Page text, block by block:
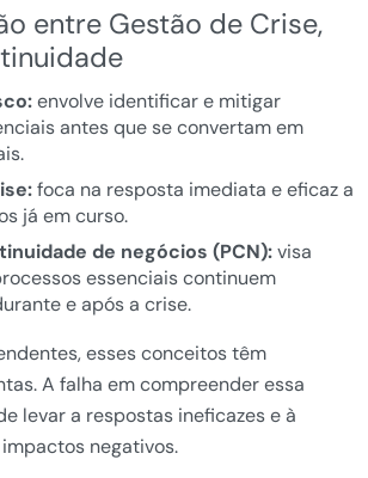
entre Gestão de Crise,
envolve identificar e mitigar
antes que se convertam em
foca na resposta imediata e eficaz a
já em curso.
de negócios (PCN):visa
essenciais continuem
e após a crise.
esses conceitos têm
A falha em compreender essa
levar a respostas ineficazes e à
negativos.